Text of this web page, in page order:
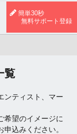
簡単30秒
無料サポート登録
覧
ンティスト、マー
希望のイメージに
込みください。